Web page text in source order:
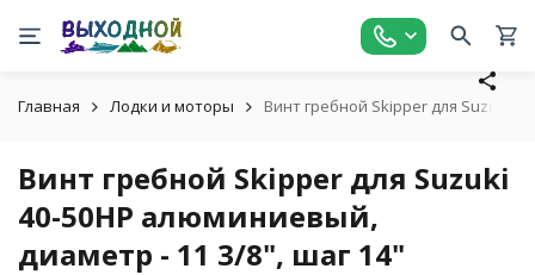
Главная Лодки и моторы Винт гребной Skipper для Suzuki
Винт гребной Skipper для Suzuki
40-50HP алюминиевый,
диаметр - 11 3/8", шаг 14"